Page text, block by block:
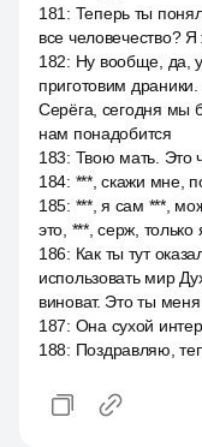
181 : Теперь ты
все человечество?
182: Ну вообще, да,
приготовим
Серёга, сегодня мы
нам понадобится
183: Твою мать. Это
184: ***, скажи мне,
185: ***, я сам ***,
это, ***, серж, только
186: Как ты тут
использовать мир
виноват. Это ты
187: Она сухой
188: Поздравляю,